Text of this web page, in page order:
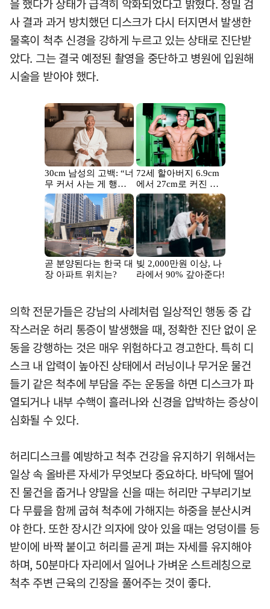
을 했다가 상태가 급격히 악화되었다고 밝혔다. 정밀 검
사 결과 과거 방치했던 디스크가 다시 터지면서 발생한
물혹이 척추 신경을 강하게 누르고 있는 상태로 진단받
았다. 그는 결국 예정된 촬영을 중단하고 병원에 입원해
시술을 받아야 했다.
의학 전문가들은 강남의 사례처럼 일상적인 행동 중 갑
작스러운 허리 통증이 발생했을 때, 정확한 진단 없이 운
동을 강행하는 것은 매우 위험하다고 경고한다. 특히 디
스크 내 압력이 높아진 상태에서 러닝이나 무거운 물건
들기 같은 척추에 부담을 주는 운동을 하면 디스크가 파
열되거나 내부 수핵이 흘러나와 신경을 압박하는 증상이
심화될 수 있다.
허리디스크를 예방하고 척추 건강을 유지하기 위해서는
일상 속 올바른 자세가 무엇보다 중요하다. 바닥에 떨어
진 물건을 줍거나 양말을 신을 때는 허리만 구부리기보
다 무릎을 함께 굽혀 척추에 가해지는 하중을 분산시켜
야 한다. 또한 장시간 의자에 앉아 있을 때는 엉덩이를 등
받이에 바짝 붙이고 허리를 곧게 펴는 자세를 유지해야
하며, 50분마다 자리에서 일어나 가벼운 스트레칭으로
척추 주변 근육의 긴장을 풀어주는 것이 좋다.